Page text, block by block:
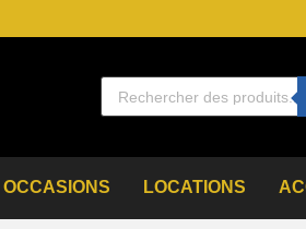
OCCASIONS LOCATIONS